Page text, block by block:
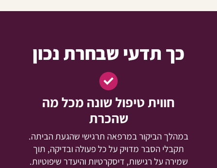
כך תדעי שבחרת נכון
חווית טיפול שונה מכל מה
שהכרת
במהלך הביקור במרפאה תרגישי שהגעת הביתה.
תקבלי הסבר מדויק על כל פעולה ובדיקה, תוך
שמירה על רגישות, דיסקרטיות והיעדר שיפוטיות.